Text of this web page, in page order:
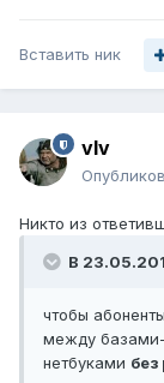
Вставить ник
vIv
Никто из
В
чтобы абоненты
между
нетбуками без